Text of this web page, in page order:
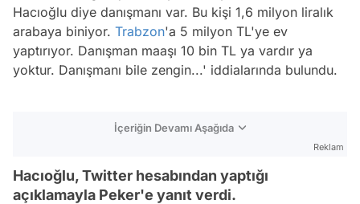
Hacıoğlu diye danışmanı var. Bu kişi 1,6 milyon liralık
arabaya biniyor. Trabzon'a 5 milyon TL'ye ev
yaptırıyor. Danışman maaşı 10 bin TL ya vardır ya
yoktur. Danışmanı bile zengin...' iddialarında bulundu.
İçeriğin Devamı Aşağıda
Reklam
Hacıoğlu, Twitter hesabından yaptığı
açıklamayla Peker'e yanıt verdi.